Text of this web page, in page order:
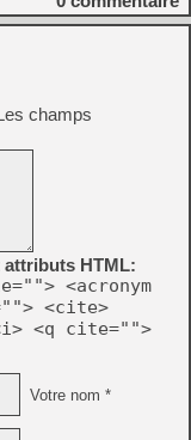
champs
attributs HTML:
<acronym
<cite>
<q cite="">
Votre nom *